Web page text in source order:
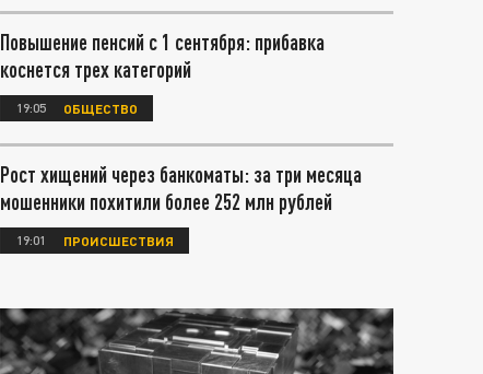
Повышение пенсий с 1 сентября: прибавка
коснется трех категорий
19:05 ОБЩЕСТВО
Рост хищений через банкоматы: за три месяца
мошенники похитили более 252 млн рублей
19:01 ПРОИСШЕСТВИЯ